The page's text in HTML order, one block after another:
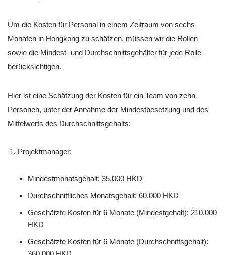
Um die Kosten für Personal in einem Zeitraum von sechs
Monaten in Hongkong zu schätzen, müssen wir die Rollen
sowie die Mindest- und Durchschnittsgehälter für jede Rolle
berücksichtigen.
Hier ist eine Schätzung der Kosten für ein Team von zehn
Personen, unter der Annahme der Mindestbesetzung und des
Mittelwerts des Durchschnittsgehalts:
Projektmanager:
Mindestmonatsgehalt: 35.000 HKD
Durchschnittliches Monatsgehalt: 60.000 HKD
Geschätzte Kosten für 6 Monate (Mindestgehalt): 210.000
HKD
Geschätzte Kosten für 6 Monate (Durchschnittsgehalt):